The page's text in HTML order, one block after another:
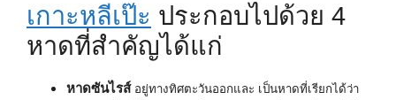
เกาะหลีเป๊ะ ประกอบไปด้วย 4
หาดที่สำคัญได้แก่
หาดซันไรส์ อยู่ทางทิศตะวันออกและ เป็นหาดที่เรียกได้ว่า